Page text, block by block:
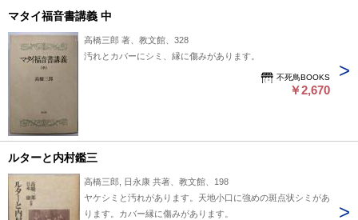
マタイ福音書講義 中
高橋三郎 著、教文館、328
汚れとカバーにシミ、縁に傷みがあります。
不死鳥BOOKS
￥2,670
ルターと内村鑑三
高橋三郎, 日永康 共著、教文館、198
ヤケシミと汚れがあります。天地小口に強めの斑点状シミがあ
ります。カバー縁に傷みがあります。